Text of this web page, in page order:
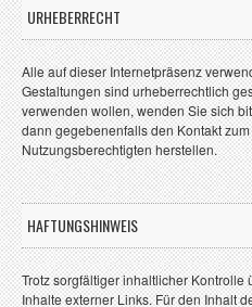
URHEBERRECHT
Alle auf dieser Internetpräsenz
Gestaltungen sind urheberrechtlich
verwenden wollen, wenden Sie sich
dann gegebenenfalls den Kontakt
Nutzungsberechtigten herstellen.
HAFTUNGSHINWEIS
Trotz sorgfältiger inhaltlicher
Inhalte externer Links. Für den Inhalt